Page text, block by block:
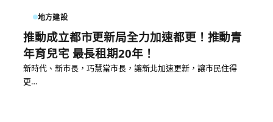
地方建設
推動成立都市更新局全力加速都更！推動青
年育兒宅 最長租期20年！
新時代、新市長，巧慧當市長，讓新北加速更新，讓市民住得
更…